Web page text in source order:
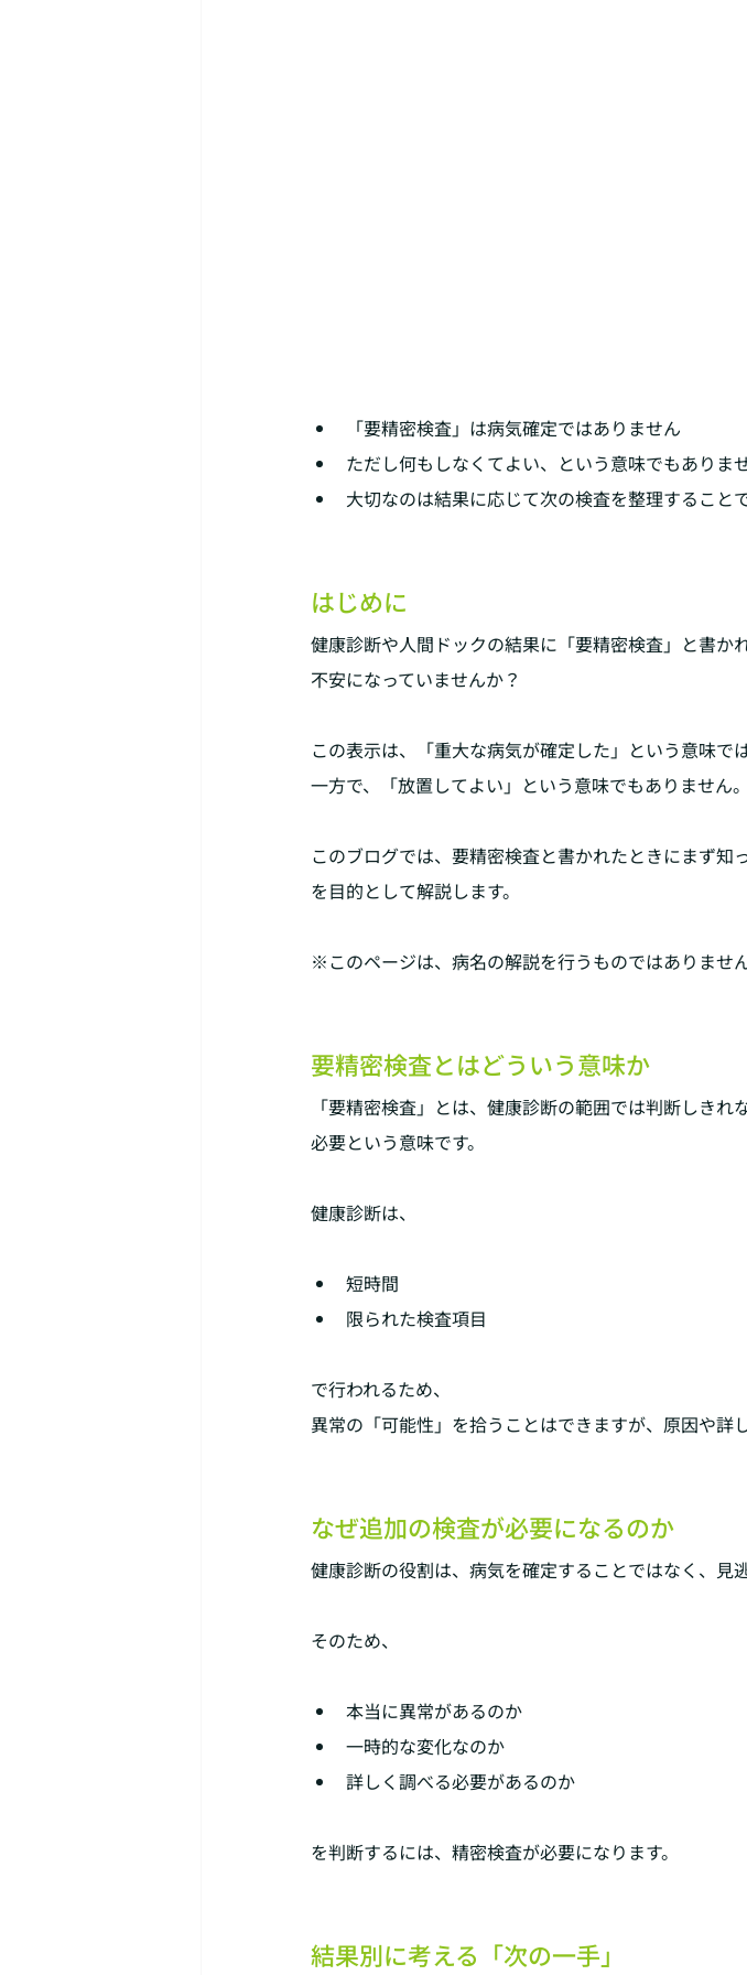
「要精密検査」は病気確定ではありません
ただし何もしなくてよい、という意味でもありま
大切なのは結果に応じて次の検査を整理すること
はじめに
健康診断や人間ドックの結果に「要精密検査」と書か
不安になっていませんか？
この表示は、「重大な病気が確定した」という意味で
一方で、「放置してよい」という意味でもありません。
このブログでは、要精密検査と書かれたときにまず
を目的として解説します。
※このページは、病名の解説を行うものではありません
要精密検査とはどういう意味か
「要精密検査」とは、健康診断の範囲では判断しき
必要という意味です。
健康診断は、
短時間
限られた検査項目
で行われるため、
異常の「可能性」を拾うことはできますが、原因や詳
なぜ追加の検査が必要になるのか
健康診断の役割は、病気を確定することではなく、見
そのため、
本当に異常があるのか
一時的な変化なのか
詳しく調べる必要があるのか
を判断するには、精密検査が必要になります。
結果別に考える「次の一手」